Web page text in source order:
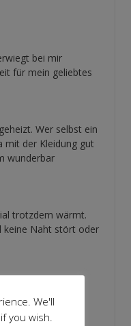
bei mir
für mein geliebtes
Wer selbst ein
mit der Kleidung gut
wunderbar
trotzdem wärmt.
keine Naht stört oder
We'll
you wish.